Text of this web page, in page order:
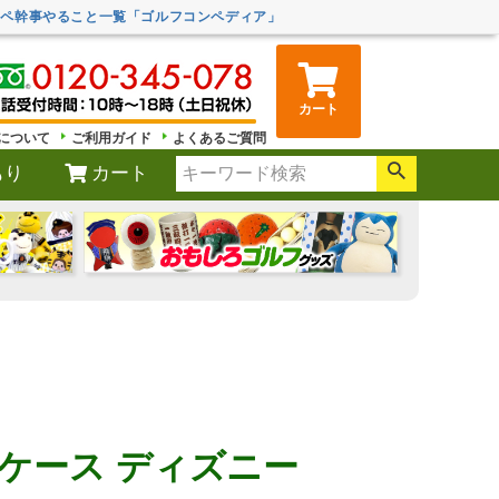
幹事やること一覧「ゴルフコンペディア」
カート
ついて
ご利用ガイド よくあるご質問
カート
ース ディズニー